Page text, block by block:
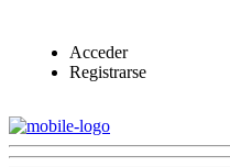
Acceder
Registrarse